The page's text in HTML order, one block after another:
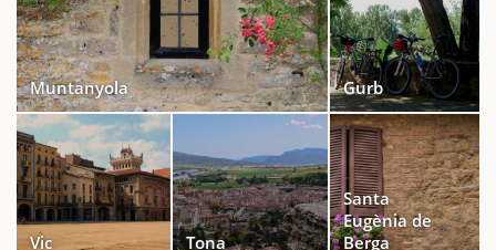
Muntanyola Gurb
Vic Tona
Santa
Eugènia de
Berga